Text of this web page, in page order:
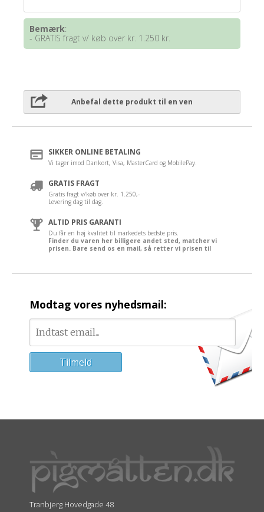
Bemærk:
- GRATIS fragt v/ køb over kr. 1.250 kr.
Anbefal dette produkt til en ven
SIKKER ONLINE BETALING
Vi tager imod Dankort, Visa, MasterCard og MobilePay.
GRATIS FRAGT
Gratis fragt v/køb over kr. 1.250,-
Levering dag til dag.
ALTID PRIS GARANTI
Du får en høj kvalitet til markedets bedste pris.
Finder du varen her billigere andet sted, matcher vi
prisen. Bare send os en mail, så retter vi prisen til
Modtag vores nyhedsmail:
Tranbjerg Hovedgade 48